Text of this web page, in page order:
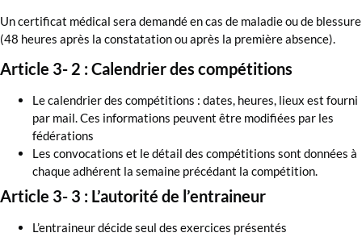
Un certificat médical sera demandé en cas de maladie ou de blessure
(48 heures après la constatation ou après la première absence).
Article 3- 2 : Calendrier des compétitions
Le calendrier des compétitions : dates, heures, lieux est fourni
par mail. Ces informations peuvent être modifiées par les
fédérations
Les convocations et le détail des compétitions sont données à
chaque adhérent la semaine précédant la compétition.
Article 3- 3 : L’autorité de l’entraineur
L’entraineur décide seul des exercices présentés